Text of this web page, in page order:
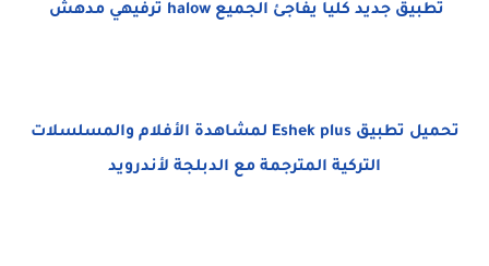
تطبيق جديد كليا يفاجئ الجميع halow ترفيهي مدهش
تحميل تطبيق Eshek plus لمشاهدة الأفلام والمسلسلات
التركية المترجمة مع الدبلجة لأندرويد